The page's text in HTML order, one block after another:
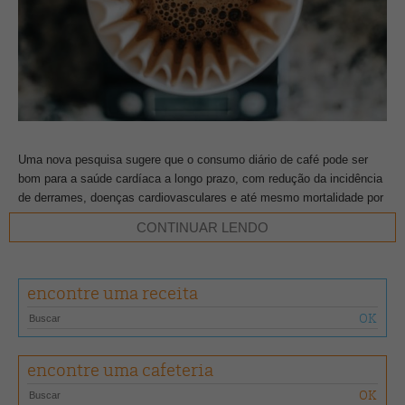
Uma nova pesquisa sugere que o consumo diário de café pode ser
bom para a saúde cardíaca a longo prazo, com redução da incidência
de derrames, doenças cardiovasculares e até mesmo mortalidade por
todas as causas (morte de qualquer tipo).
Sociedade Europeia de Cardiologia (ESC), após uma revisão dos
dados de saúde envolvendo quase meio milhão de pessoas no
Biobanco do Reino Unido sem sinais de doença cardíaca no início do
período de estudo.
“Até onde sabemos, este é o maior estudo para avaliar
sistematicamente os efeitos cardiovasculares do consumo regular de
CONTINUAR LENDO
encontre uma receita
encontre uma cafeteria